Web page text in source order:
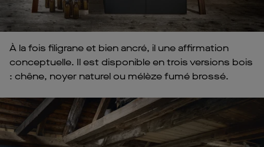
À la fois filigrane et bien ancré, il une affirmation
conceptuelle. Il est disponible en trois versions bois
: chêne, noyer naturel ou mélèze fumé brossé.